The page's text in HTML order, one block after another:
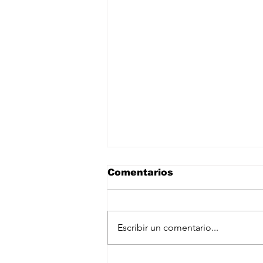
Comentarios
Escribir un comentario...